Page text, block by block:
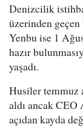
Denizcilik
üzerinden geçen
Yenbu ise 1
hazır
yaşadı.
Husiler temmuz
aldı ancak CEO
açıdan kayda